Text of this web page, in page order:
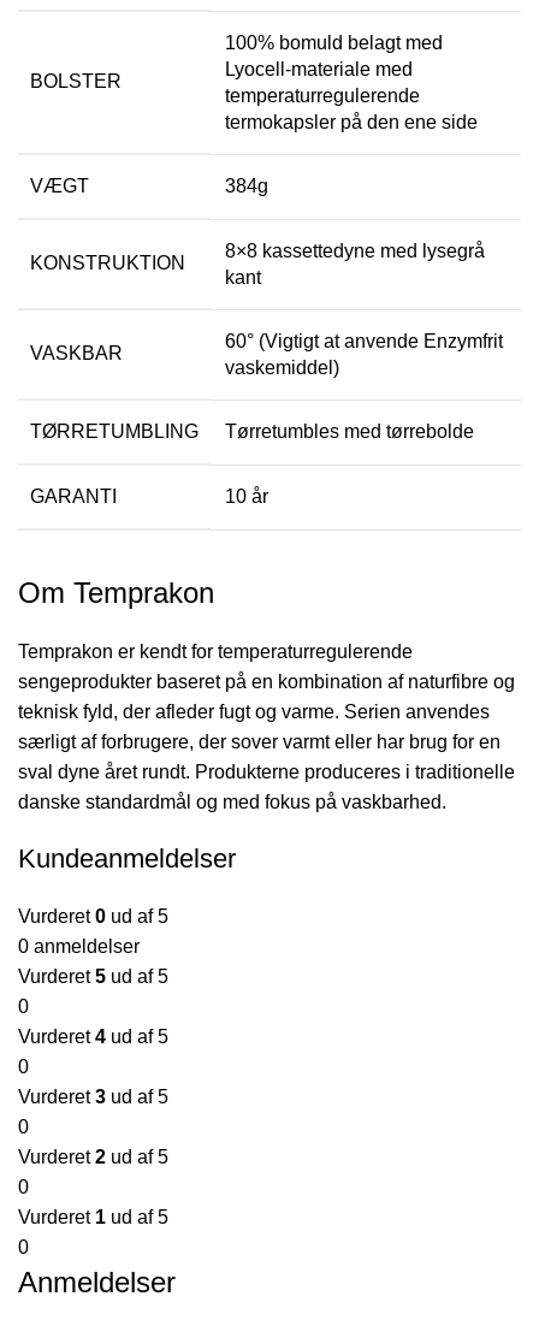
BOLSTER
100% bomuld belagt med
Lyocell-materiale med
temperaturregulerende
termokapsler på den ene side
VÆGT 384g
KONSTRUKTION
8×8 kassettedyne med lysegrå
kant
VASKBAR
60° (Vigtigt at anvende Enzymfrit
vaskemiddel)
TØRRETUMBLING Tørretumbles med tørrebolde
GARANTI 10 år
Om Temprakon
Temprakon er kendt for temperaturregulerende
sengeprodukter baseret på en kombination af naturfibre og
teknisk fyld, der afleder fugt og varme. Serien anvendes
særligt af forbrugere, der sover varmt eller har brug for en
sval dyne året rundt. Produkterne produceres i traditionelle
danske standardmål og med fokus på vaskbarhed.
Kundeanmeldelser
Vurderet0 ud af 5
0 anmeldelser
Vurderet5 ud af 5
0
Vurderet4 ud af 5
0
Vurderet3 ud af 5
0
Vurderet2 ud af 5
0
Vurderet 1 ud af 5
0
Anmeldelser